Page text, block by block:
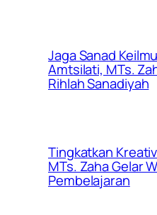
Jaga Sanad
Amtsilati, MTs.
Rihlah Sanadiyah
Tingkatkan
MTs. Zaha Gelar
Pembelajaran